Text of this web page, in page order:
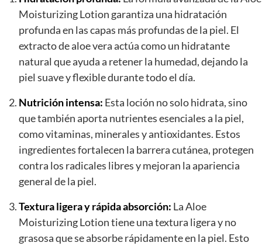
Moisturizing Lotion garantiza una hidratación
profunda en las capas más profundas de la piel. El
extracto de aloe vera actúa como un hidratante
natural que ayuda a retener la humedad, dejando la
piel suave y flexible durante todo el día.
Nutrición intensa: Esta loción no solo hidrata, sino
que también aporta nutrientes esenciales a la piel,
como vitaminas, minerales y antioxidantes. Estos
ingredientes fortalecen la barrera cutánea, protegen
contra los radicales libres y mejoran la apariencia
general de la piel.
Textura ligera y rápida absorción: La Aloe
Moisturizing Lotion tiene una textura ligera y no
grasosa que se absorbe rápidamente en la piel. Esto